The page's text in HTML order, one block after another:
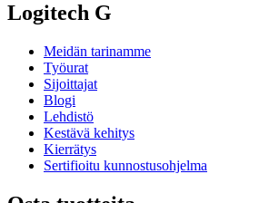
Logitech G
Meidän tarinamme
Työurat
Sijoittajat
Blogi
Lehdistö
Kestävä kehitys
Kierrätys
Sertifioitu kunnostusohjelma